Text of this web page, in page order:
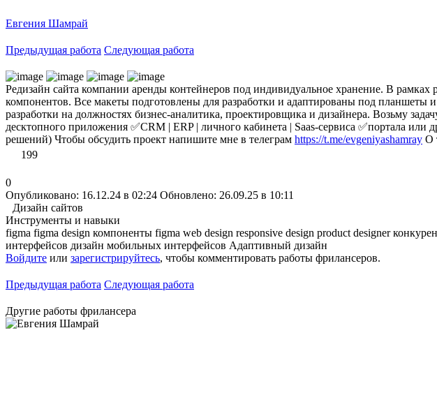
Евгения Шамрай
Предыдущая работа Следующая работа
Редизайн сайта компании аренды контейнеров под индивидуальное хранение. В
компонентов. Все макеты подготовлены для разработки и адаптированы под планшеты
разработки на должностях бизнес-аналитика, проектировщика и дизайнера. Возьму
десктопного приложения ✅CRM | ERP | личного кабинета | Saas-сервиса ✅портала
решений) Чтобы обсудить проект напишите мне в телеграм https://t.me/evgeniyashamray О
199
0
Опубликовано: 16.12.24 в 02:24 Обновлено: 26.09.25 в 10:11
Дизайн сайтов
Инструменты и навыки
figma figma design компоненты figma web design responsive design product designer
интерфейсов дизайн мобильных интерфейсов Адаптивный дизайн
Войдите или зарегистрируйтесь, чтобы комментировать работы фрилансеров.
Предыдущая работа Следующая работа
Другие работы фрилансера